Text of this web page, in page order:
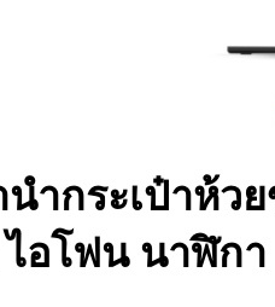
นำกระเป๋าห้ว
อโฟน นาฬิก